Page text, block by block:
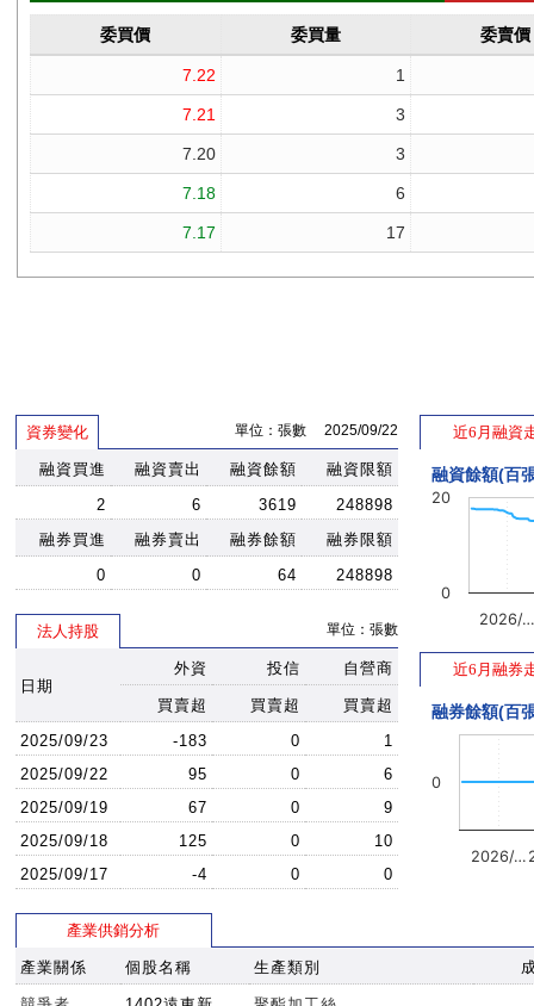
資券變化 單位：張數 2025/09/22
融資買進 融資賣出 融資餘額
融資限額
2
6 3619
248898
融券買進
融券賣出 融券餘額
融券限額
0
0 64 248898
法人持股 單位：張數
日期
外資 投信 自營商
買賣超 買賣超
買賣超
2025/09/23
-183 0
1
2025/09/22
95 0
6
2025/09/19
67 0
9
2025/09/18
125 0
10
2025/09/17
-4 0 0
近6月融資
融資餘額(百
2026/
0
20
近6月融券
融券餘額(百
2026/…
0
產業供銷分析
產業關係 個股名稱 生產類別